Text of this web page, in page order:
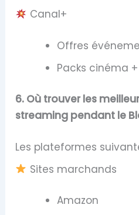
Canal+
Offres
Packs cinéma
6. Où trouver les
streaming pendant le
Les plateformes
Sites marchands
Amazon